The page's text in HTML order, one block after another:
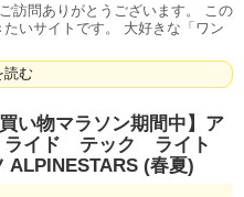
訪問ありがとうございます。 この
いサイトです。 大好きな「ワン
読む
い物マラソン期間中】ア
ライド テック ライト
(春夏)